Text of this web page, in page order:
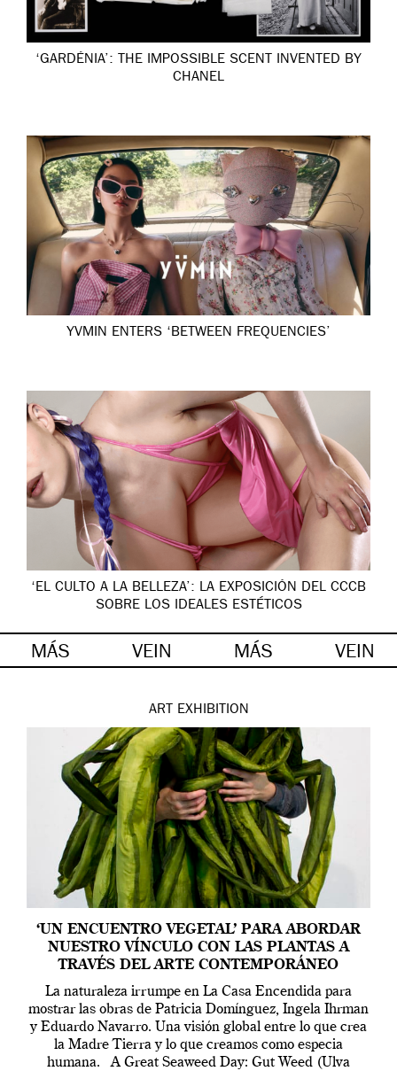
‘GARDÉNIA’: THE IMPOSSIBLE SCENT INVENTED BY
CHANEL
YVMIN ENTERS ‘BETWEEN FREQUENCIES’
‘EL CULTO A LA BELLEZA’: LA EXPOSICIÓN DEL CCCB
SOBRE LOS IDEALES ESTÉTICOS
MÁS VEIN MÁS VEIN
ART EXHIBITION
‘UN ENCUENTRO VEGETAL’ PARA ABORDAR
NUESTRO VÍNCULO CON LAS PLANTAS A
TRAVÉS DEL ARTE CONTEMPORÁNEO
La naturaleza irrumpe en La Casa Encendida para
mostrar las obras de Patricia Domínguez, Ingela Ihrman
y Eduardo Navarro. Una visión global entre lo que crea
la Madre Tierra y lo que creamos como especia
humana. A Great Seaweed Day: Gut Weed (Ulva